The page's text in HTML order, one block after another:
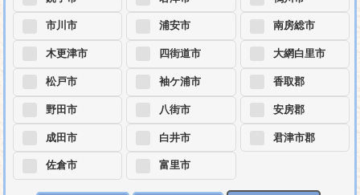
市川市
木更津市
松戸市
野田市
成田市
佐倉市
浦安市
四街道市
袖ケ浦市
八街市
白井市
富里市
南房総市
大網白里市
香取郡
安房郡
君津市郡